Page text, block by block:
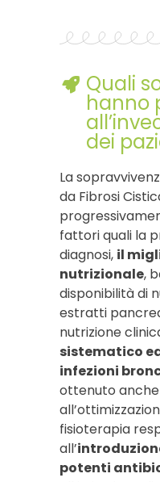
Quali
hanno
dei
La
da Fibrosi
fattori quali la
diagnosi, il
nutrizionale,
disponibilità di
estratti
nutrizione
sistematico
infezioni
ottenuto
fisioterapia
all’
potenti